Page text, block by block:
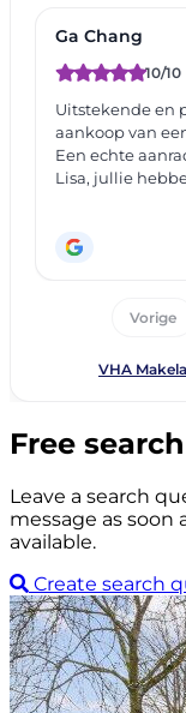
Free search
Leave a search
message as soon
available.
Create search